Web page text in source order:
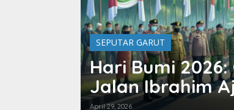
SEPUTAR GARUT
Hari Bumi
Jalan Ibrahim
April 29, 2026